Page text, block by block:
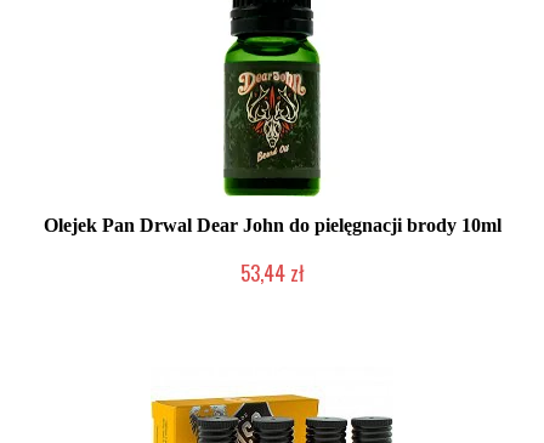
Olejek Pan Drwal Dear John do pielęgnacji brody 10ml
53,44 zł